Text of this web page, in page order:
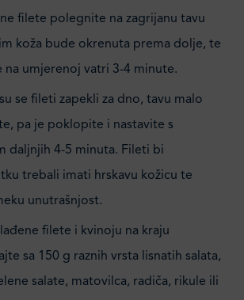
filete polegnite na zagrijanu tavu
koža bude okrenuta prema dolje, te
na umjerenoj vatri 3-4 minute.
se fileti zapekli za dno, tavu malo
pa je poklopite i nastavite s
daljnjih 4-5 minuta. Fileti bi
trebali imati hrskavu kožicu te
unutrašnjost.
filete i kvinoju na kraju
sa 150 g raznih vrsta lisnatih salata,
salate, matovilca, radiča, rikule ili